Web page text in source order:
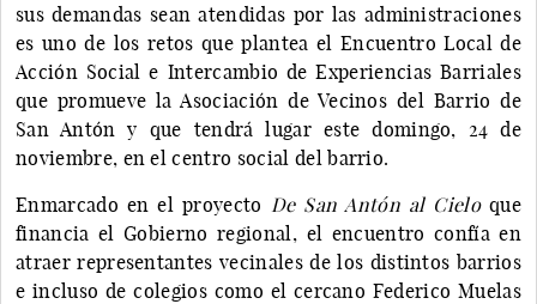
sus demandas sean atendidas por las administraciones
es uno de los retos que plantea el Encuentro Local de
Acción Social e Intercambio de Experiencias Barriales
que promueve la Asociación de Vecinos del Barrio de
San Antón y que tendrá lugar este domingo, 24 de
noviembre, en el centro social del barrio.
Enmarcado en el proyecto De San Antón al Cieloque
financia el Gobierno regional, el encuentro confía en
atraer representantes vecinales de los distintos barrios
e incluso de colegios como el cercano Federico Muelas